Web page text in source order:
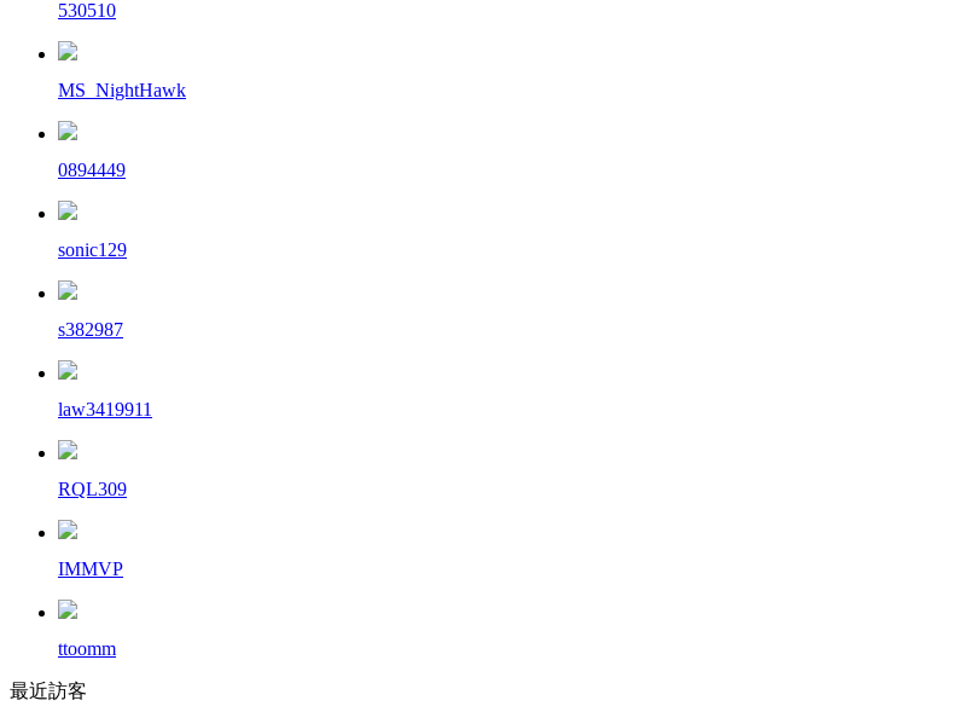
530510
MS_NightHawk
0894449
sonic129
s382987
law3419911
RQL309
IMMVP
ttoomm
最近訪客